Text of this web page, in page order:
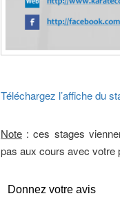
Téléchargez l’affiche du
Note : ces stages
pas aux cours avec votre
Donnez votre avis